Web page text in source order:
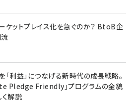
ケットプレイス化を急ぐのか？ BtoB企
利益」につなげる新時代の成長戦略。
Pledge Friendly」プログラムの全貌
く解説